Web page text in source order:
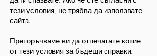
тези условия, не трябва да използвате
сайта.
Препоръчваме ви да отпечатате копие
от тези условия за бъдещи справки.